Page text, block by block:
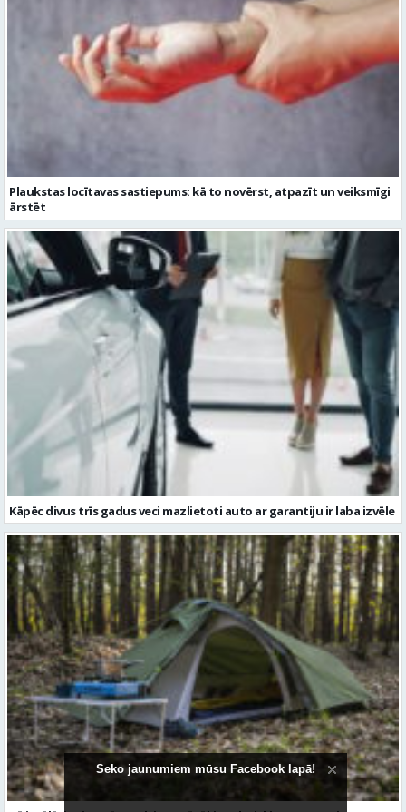
Plaukstas locītavas sastiepums: kā to novērst, atpazīt un veiksmīgi
Kāpēc divus trīs gadus veci mazlietoti auto ar garantiju ir laba izvēle
Kā izvēlēties izturīgu telti? Svarīgākie tehniskie parametri un
salīdzinājums
Seko jaunumiem mūsu Facebook lapā!